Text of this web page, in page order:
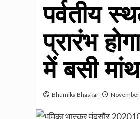
पर्वतीय
प्रारंभ
में बसी
Bhumika Bhaskar